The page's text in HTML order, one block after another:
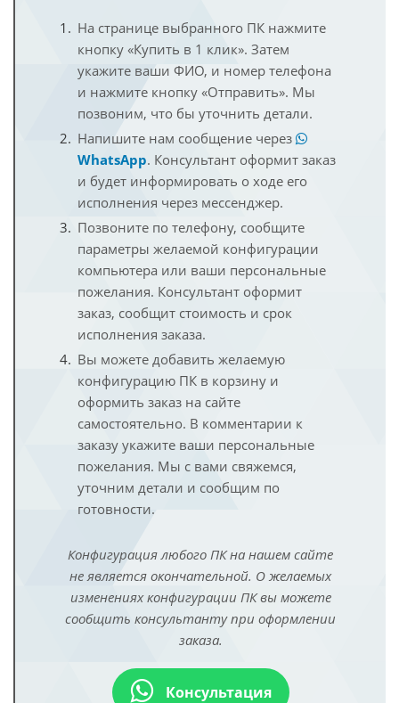
На странице выбранного ПК нажмите
кнопку «Купить в 1 клик». Затем
укажите ваши ФИО, и номер телефона
и нажмите кнопку «Отправить». Мы
позвоним, что бы уточнить детали.
Напишите нам сообщение через
WhatsApp. Консультант оформит заказ
и будет информировать о ходе его
исполнения через мессенджер.
Позвоните по телефону, сообщите
параметры желаемой конфигурации
компьютера или ваши персональные
пожелания. Консультант оформит
заказ, сообщит стоимость и срок
исполнения заказа.
Вы можете добавить желаемую
конфигурацию ПК в корзину и
оформить заказ на сайте
самостоятельно. В комментарии к
заказу укажите ваши персональные
пожелания. Мы с вами свяжемся,
уточним детали и сообщим по
готовности.
Конфигурация любого ПК на нашем сайте
не является окончательной. О желаемых
изменениях конфигурации ПК вы можете
сообщить консультанту при оформлении
заказа.
Консультация